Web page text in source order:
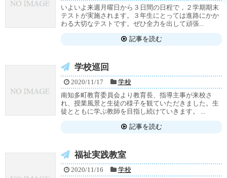
いよいよ来週月曜日から３日間の日程で，２学期期末
テストが実施されます。３年生にとっては進路にかか
わる大切なテストです。ぜひ全力を出して頑張...
記事を読む
学校巡回
2020/11/17
学校
南知多町教育委員会より教育長、指導主事が来校さ
れ、授業風景と生徒の様子を観ていただきました。生
徒とともに学ぶ教師を目指し続けていきます。 ...
記事を読む
福祉実践教室
2020/11/16
学校